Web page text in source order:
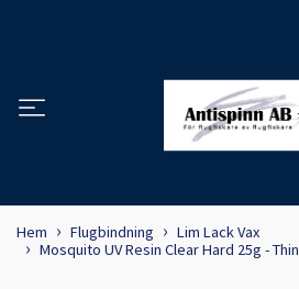
Hem Flugbindning
Lim Lack Vax
Mosquito UV Resin Clear Hard 25g - Thin